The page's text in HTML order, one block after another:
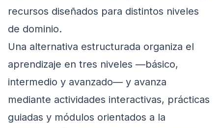
recursos diseñados para distintos niveles
de dominio.
Una alternativa estructurada organiza el
aprendizaje en tres niveles —básico,
intermedio y avanzado— y avanza
mediante actividades interactivas, prácticas
guiadas y módulos orientados a la